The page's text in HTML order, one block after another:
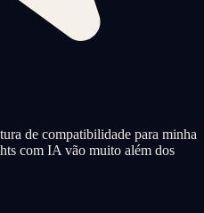
de compatibilidade para minha
com IA vão muito além dos